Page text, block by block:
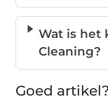
Wat is het
Cleaning?
Goed